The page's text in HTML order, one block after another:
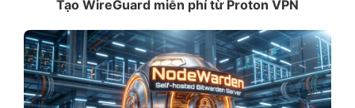
Tạo WireGuard miễn phí từ Proton VPN